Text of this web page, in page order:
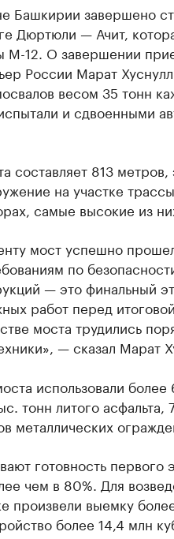
Башкирии завершено
Дюртюли — Ачит,
М-12. О завершении
России Марат
весом 35 тонн
и сдвоенными
составляет 813
на участке
самые высокие из
мост успешно
по
— это финальный
работ перед
моста трудились
— сказал Марат
использовали
тонн литого
металлических
готовность
чем в 80%. Для
произвели выемку
более 14,4 млн